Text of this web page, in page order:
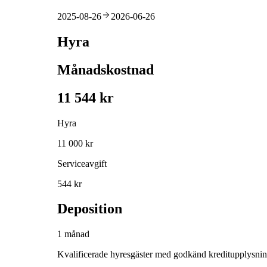
2025-08-26 2026-06-26
Hyra
Månadskostnad
11 544 kr
Hyra
11 000 kr
Serviceavgift
544 kr
Deposition
1 månad
Kvalificerade hyresgäster med godkänd